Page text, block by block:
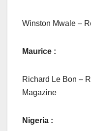
Winston Mwale –
Maurice :
Richard Le Bon –
Magazine
Nigeria :